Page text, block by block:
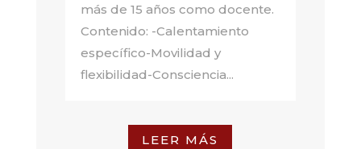
más de 15 años como docente.
Contenido: -Calentamiento
específico-Movilidad y
flexibilidad-Consciencia...
LEER MÁS